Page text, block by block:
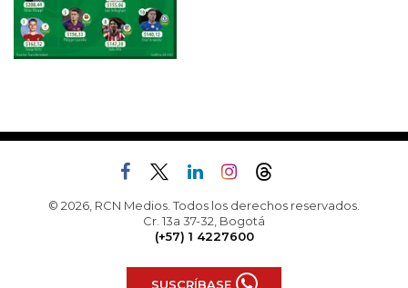
© 2026, RCN Medios. Todos los derechos reservados.
Cr. 13a 37-32, Bogotá
(+57) 1 4227600
SUSCRÍBASE